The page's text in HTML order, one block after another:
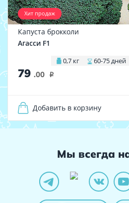
Хит продаж
Капуста брокколи
Агасси F1
0,7 кг 60-75 дней
79 .00 i
Добавить в корзину
Мы всегда